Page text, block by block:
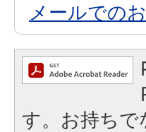
メールでの
す。お持ち